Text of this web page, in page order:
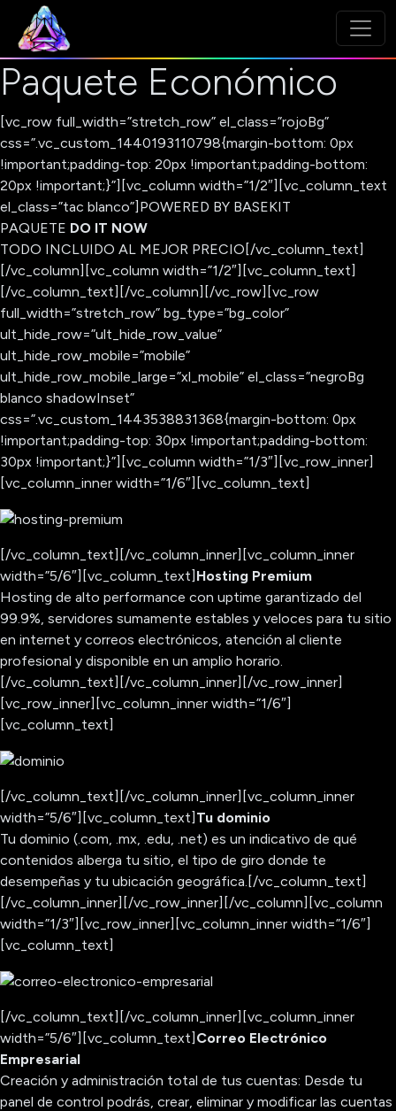
Paquete Económico
[vc_row full_width=”stretch_row” el_class=”rojoBg”
css=”.vc_custom_1440193110798{margin-bottom: 0px
!important;padding-top: 20px !important;padding-bottom:
20px !important;}”][vc_column width=”1/2″][vc_column_text
el_class=”tac blanco”]POWERED BY BASEKIT
PAQUETE DO IT NOW
TODO INCLUIDO AL MEJOR PRECIO [/vc_column_text]
[/vc_column][vc_column width=”1/2″][vc_column_text]
[/vc_column_text][/vc_column][/vc_row][vc_row
full_width=”stretch_row” bg_type=”bg_color”
ult_hide_row=”ult_hide_row_value”
ult_hide_row_mobile=”mobile”
ult_hide_row_mobile_large=”xl_mobile” el_class=”negroBg
blanco shadowInset”
css=”.vc_custom_1443538831368{margin-bottom: 0px
!important;padding-top: 30px !important;padding-bottom:
30px !important;}”][vc_column width=”1/3″][vc_row_inner]
[vc_column_inner width=”1/6″][vc_column_text]
[/vc_column_text][/vc_column_inner][vc_column_inner
width=”5/6″][vc_column_text] Hosting Premium
Hosting de alto performance con uptime garantizado del
99.9%, servidores sumamente estables y veloces para tu sitio
en internet y correos electrónicos, atención al cliente
profesional y disponible en un amplio horario.
[/vc_column_text][/vc_column_inner][/vc_row_inner]
[vc_row_inner][vc_column_inner width=”1/6″]
[vc_column_text]
[/vc_column_text][/vc_column_inner][vc_column_inner
width=”5/6″][vc_column_text] Tu dominio
Tu dominio (.com, .mx, .edu, .net) es un indicativo de qué
contenidos alberga tu sitio, el tipo de giro donde te
desempeñas y tu ubicación geográfica. [/vc_column_text]
[/vc_column_inner][/vc_row_inner][/vc_column][vc_column
width=”1/3″][vc_row_inner][vc_column_inner width=”1/6″]
[vc_column_text]
[/vc_column_text][/vc_column_inner][vc_column_inner
width=”5/6″][vc_column_text] Correo Electrónico
Empresarial
Creación y administración total de tus cuentas: Desde tu
panel de control podrás, crear, eliminar y modificar las cuentas